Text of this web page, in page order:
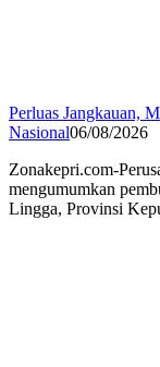
Perluas Jangkauan,
Nasional06/08/2026
Zonakepri.com-
mengumumkan
Lingga, Provinsi